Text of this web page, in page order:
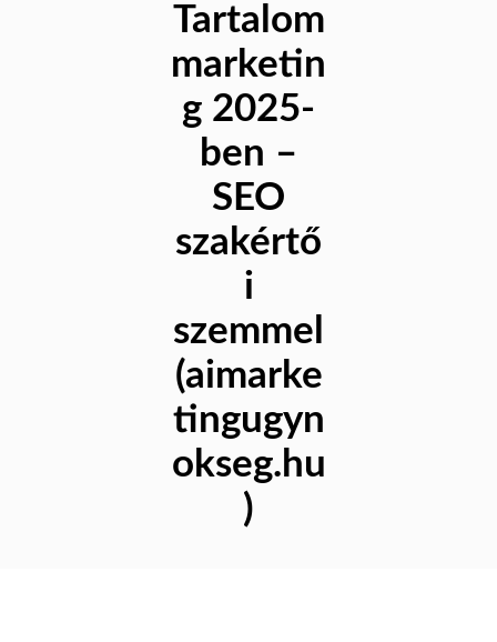
Tartalom
marketin
g 2025-
ben –
SEO
szakértő
i
szemmel
(aimarke
tingugyn
okseg.hu
)